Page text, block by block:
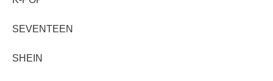
SEVENTEEN
SHEIN